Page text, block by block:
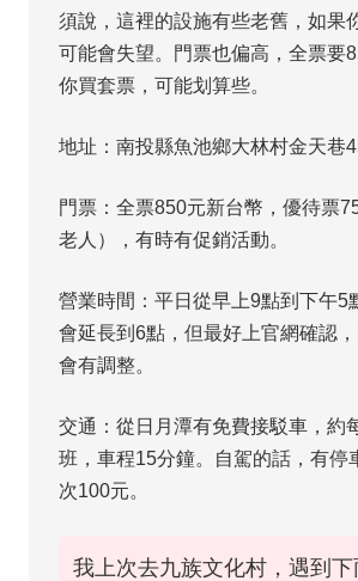
須說，這裡的設施有些老舊，如果
可能會失望。門票也偏高，全票要
你買套票，可能划算些。
地址：南投縣魚池鄉大林村金天巷
門票：全票850元新台幣，優待票
老人），有時有促銷活動。
營業時間：平日從早上9點到下午5
會延長到6點，但最好上官網確認
會有調整。
交通：從日月潭有免費接駁車，約
班，車程15分鐘。自駕的話，有停
次100元。
我上次去九族文化村，遇到